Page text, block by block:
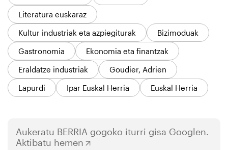
Literatura euskaraz
Kultur industriak eta azpiegiturak
Bizimoduak
Gastronomia
Ekonomia eta finantzak
Eraldatze industriak
Goudier, Adrien
Lapurdi
Ipar Euskal Herria Euskal Herria
Aukeratu BERRIA gogoko iturri gisa Googlen.
Aktibatu hemen